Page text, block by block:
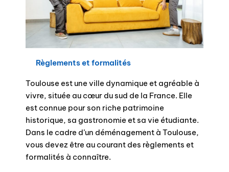
Règlements et formalités
Toulouse est une ville dynamique et agréable à
vivre, située au cœur du sud de la France. Elle
est connue pour son riche patrimoine
historique, sa gastronomie et sa vie étudiante.
Dans le cadre d’un déménagement à Toulouse,
vous devez être au courant des règlements et
formalités à connaître.